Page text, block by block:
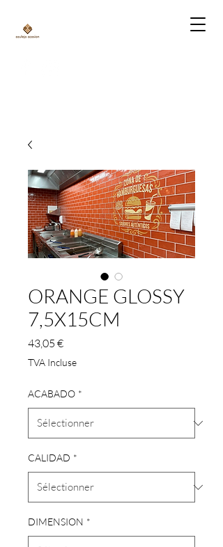
ORANGE GLOSSY
7,5X15CM
43,05 €Prix
TVA Incluse
ACABADO *
CALIDAD *
DIMENSION *